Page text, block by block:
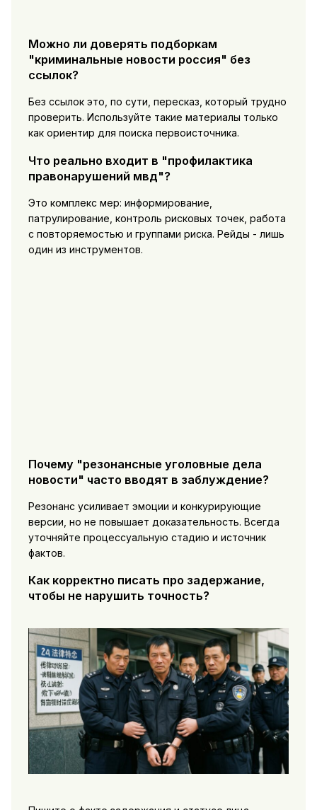
Можно ли доверять подборкам
"криминальные новости россия" без
ссылок?
Без ссылок это, по сути, пересказ, который трудно
проверить. Используйте такие материалы только
как ориентир для поиска первоисточника.
Что реально входит в "профилактика
правонарушений мвд"?
Это комплекс мер: информирование,
патрулирование, контроль рисковых точек, работа
с повторяемостью и группами риска. Рейды - лишь
один из инструментов.
Почему "резонансные уголовные дела
новости" часто вводят в заблуждение?
Резонанс усиливает эмоции и конкурирующие
версии, но не повышает доказательность. Всегда
уточняйте процессуальную стадию и источник
фактов.
Как корректно писать про задержание,
чтобы не нарушить точность?